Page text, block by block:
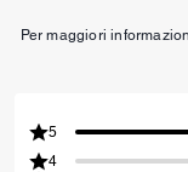
Per maggiori
5
4